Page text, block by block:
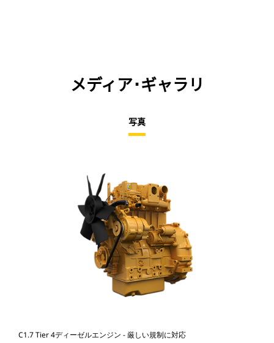
メディア･ギャラリ
写真
C1.7 Tier 4ディーゼルエンジン - 厳しい規制に対応